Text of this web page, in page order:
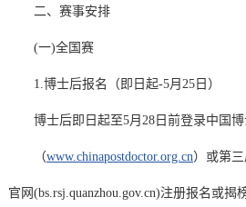
二、赛事安排
(一)全国赛
1.博士后报名（即日起-5月25日）
博士后即日起至5月28日前登录中国
（www.chinapostdoctor.org.cn）或第
官网(bs.rsj.quanzhou.gov.cn)注册报名或揭